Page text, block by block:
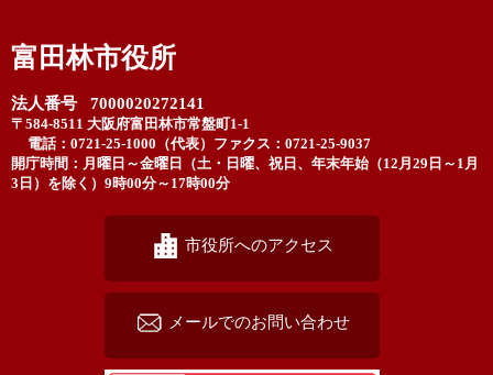
富田林市役所
法人番号 7000020272141
〒584-8511 大阪府富田林市常盤町1-1
電話：0721-25-1000（代表） ファクス：0721-25-9037
開庁時間：月曜日～金曜日（土・日曜、祝日、年末年始（12月29日～1月
3日）を除く）9時00分～17時00分
市役所へのアクセス
メールでのお問い合わせ